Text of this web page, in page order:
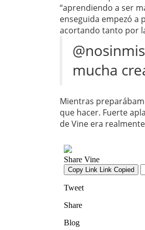
“aprendiendo a ser
enseguida empezó a
acortando tanto por
mucha
Mientras
que hacer. Fuerte
de Vine era